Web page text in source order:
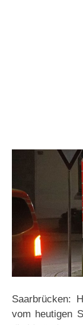
Saarbrücken:
vom heutigen